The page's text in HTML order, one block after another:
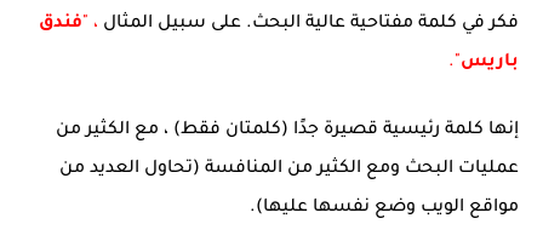
فكر في كلمة مفتاحية عالية البحث. على سبيل المثال ، "فندق
باريس".
إنها كلمة رئيسية قصيرة جدًا (كلمتان فقط) ، مع الكثير من
عمليات البحث ومع الكثير من المنافسة (تحاول العديد من
مواقع الويب وضع نفسها عليها).